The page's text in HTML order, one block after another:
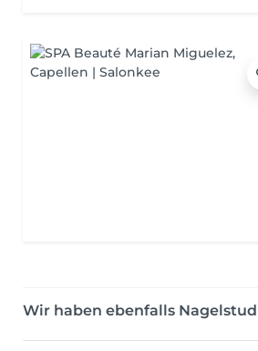
Wir haben ebenfalls